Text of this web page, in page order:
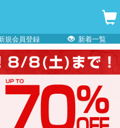
規会員登録 新着一覧